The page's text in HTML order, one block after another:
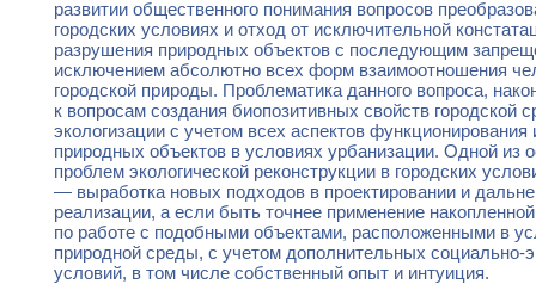
развитии общественного понимания вопросов
городских условиях и отход от исключительной
разрушения природных объектов с последующим
исключением абсолютно всех форм взаимоотношения
городской природы. Проблематика данного вопроса,
к вопросам создания биопозитивных свойств городской
экологизации с учетом всех аспектов функционирования
природных объектов в условиях урбанизации. Одной из
проблем экологической реконструкции в городских
— выработка новых подходов в проектировании и
реализации, а если быть точнее применение
по работе с подобными объектами, расположенными в
природной среды, с учетом дополнительных социально-
условий, в том числе собственный опыт и интуиция.